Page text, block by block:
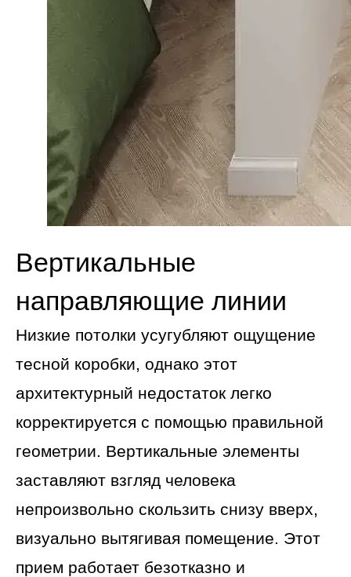
Вертикальные
направляющие линии
Низкие потолки усугубляют ощущение
тесной коробки, однако этот
архитектурный недостаток легко
корректируется с помощью правильной
геометрии. Вертикальные элементы
заставляют взгляд человека
непроизвольно скользить снизу вверх,
визуально вытягивая помещение. Этот
прием работает безотказно и